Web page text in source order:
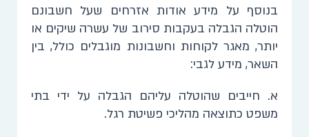
בנוסף על מידע אודות אזרחים שעל חשבונם
הוטלה הגבלה בעקבות סירוב של עשרה שיקים או
יותר, מאגר לקוחות וחשבונות מוגבלים כולל, בין
השאר, מידע לגבי:
​​א. ​​​​חייבים שהוטלה עליהם הגבלה על ידי בתי
משפט כתוצאה מהליכי פשיטת רגל.